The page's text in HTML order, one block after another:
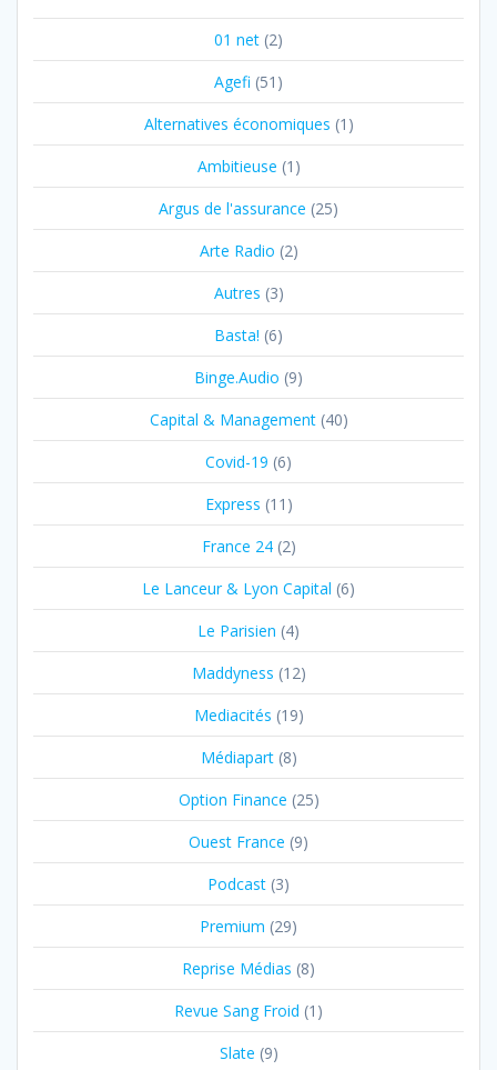
01 net (2)
Agefi (51)
Alternatives économiques (1)
Ambitieuse (1)
Argus de l'assurance (25)
Arte Radio (2)
Autres (3)
Basta! (6)
Binge.Audio (9)
Capital & Management(40)
Covid-19 (6)
Express (11)
France 24(2)
Le Lanceur & Lyon Capital (6)
Le Parisien (4)
Maddyness (12)
Mediacités (19)
Médiapart(8)
Option Finance (25)
Ouest France (9)
Podcast (3)
Premium (29)
Reprise Médias (8)
Revue Sang Froid (1)
Slate (9)